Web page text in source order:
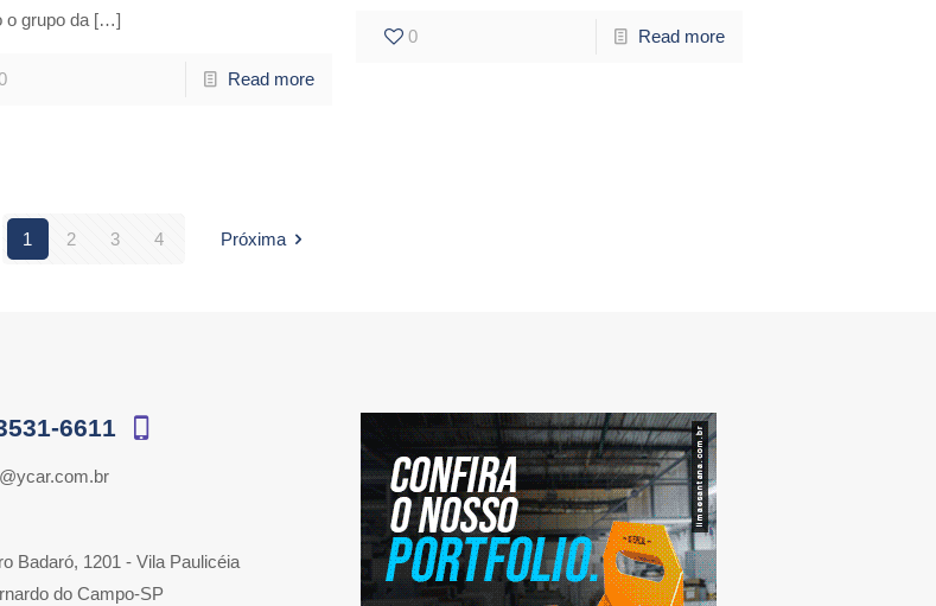
o grupo da […]
Read more
0 Read more
1 2 3 4 Próxima
6611
Badaró, 1201 - Vila Paulicéia
do Campo-SP